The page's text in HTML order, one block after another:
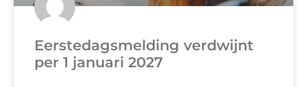
Eerstedagsmelding verdwijnt
per 1 januari 2027